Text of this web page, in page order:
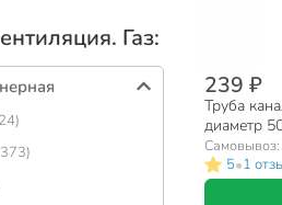
Газ:
239 ₽
Труба
диаметр
RTP,
Самовывоз:
5•1